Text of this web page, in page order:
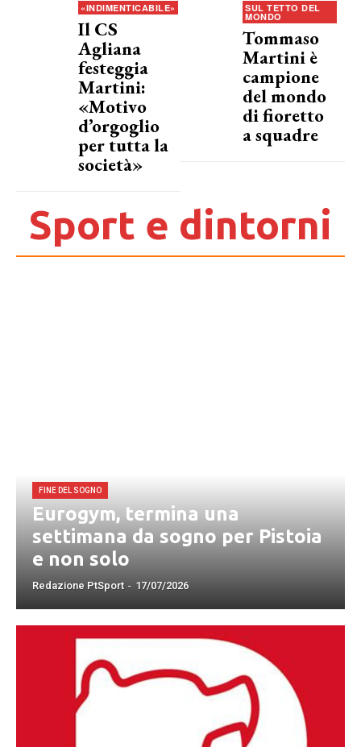
«INDIMENTICABILE»
Il CS
Agliana
festeggia
Martini:
«Motivo
d’orgoglio
per tutta la
società»
SUL TETTO DEL
MONDO
Tommaso
Martini è
campione
del mondo
di fioretto
a squadre
Sport e dintorni
FINE DEL SOGNO
Eurogym, termina una
settimana da sogno per Pistoia
e non solo
Redazione PtSport - 17/07/2026